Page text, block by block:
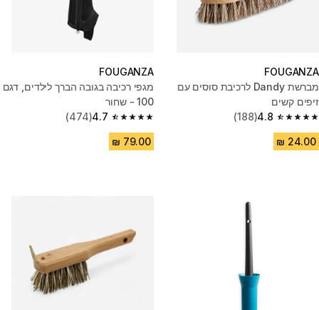
FOUGANZA
מברשת Dandy לרכיבת סוסים עם
זיפים קשים
4.8
4.8 out of 5 stars from 188 reviews
(188)
FOUGANZA
מגפי רכיבה בגובה הברך לילדים, דגם
100 - שחור
4.7
4.7 out of 5 stars from 474 reviews
(474)